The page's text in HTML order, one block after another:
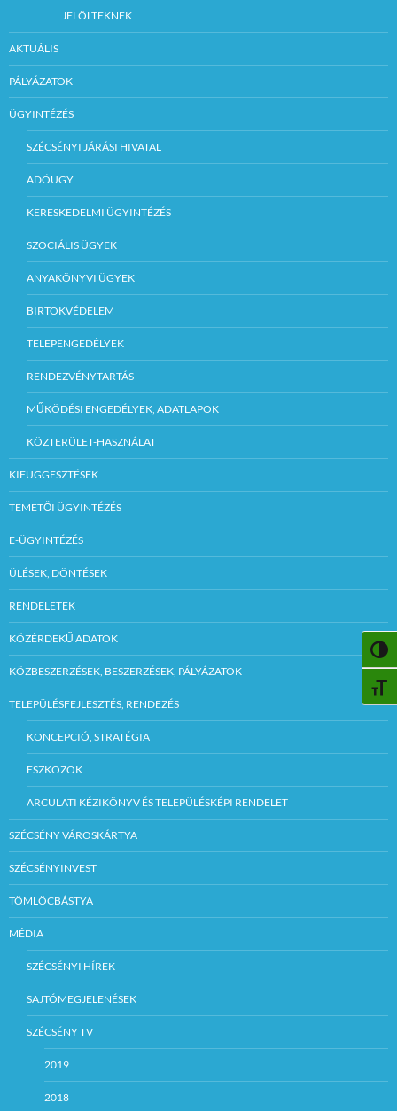
JELÖLTEKNEK
AKTUÁLIS
PÁLYÁZATOK
ÜGYINTÉZÉS
SZÉCSÉNYI JÁRÁSI HIVATAL
ADÓÜGY
KERESKEDELMI ÜGYINTÉZÉS
SZOCIÁLIS ÜGYEK
ANYAKÖNYVI ÜGYEK
BIRTOKVÉDELEM
TELEPENGEDÉLYEK
RENDEZVÉNYTARTÁS
MŰKÖDÉSI ENGEDÉLYEK, ADATLAPOK
KÖZTERÜLET-HASZNÁLAT
KIFÜGGESZTÉSEK
TEMETŐI ÜGYINTÉZÉS
E-ÜGYINTÉZÉS
ÜLÉSEK, DÖNTÉSEK
RENDELETEK
KÖZÉRDEKŰ ADATOK
KÖZBESZERZÉSEK, BESZERZÉSEK, PÁLYÁZATOK
TELEPÜLÉSFEJLESZTÉS, RENDEZÉS
KONCEPCIÓ, STRATÉGIA
ESZKÖZÖK
ARCULATI KÉZIKÖNYV ÉS TELEPÜLÉSKÉPI RENDELET
SZÉCSÉNY VÁROSKÁRTYA
SZÉCSÉNYINVEST
TÖMLÖCBÁSTYA
MÉDIA
SZÉCSÉNYI HÍREK
SAJTÓMEGJELENÉSEK
SZÉCSÉNY TV
2019
2018